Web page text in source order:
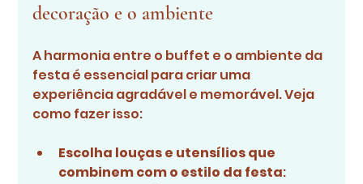
decoração e o ambiente
A harmonia entre o buffet e o ambiente da
festa é essencial para criar uma
experiência agradável e memorável. Veja
como fazer isso:
Escolha louças e utensílios que
combinem com o estilo da festa: